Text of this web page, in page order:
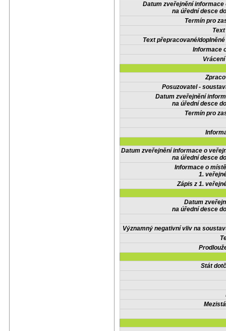
Datum zveřejnění informace
na úřední desce
Termín pro
Text přepracované/
Informace
Posuzovatel -
Datum zveřejnění
na úřední desce
Termín pro
Datum zveřejnění informace o
na úřední desce
Informace o
1.
Zápis z 1.
Datum
na úřední desce
Významný negativní vliv na
Stát